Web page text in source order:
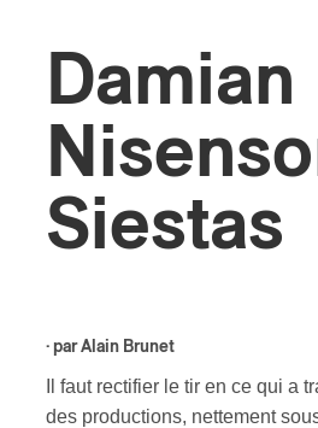
Damian
Siestas
· parAlain Brunet
Il faut rectifier le tir en ce qui a
des productions, nettement